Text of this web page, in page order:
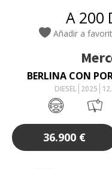
Añadir a
BERLINA CON
DIESEL 2025
36.900 €